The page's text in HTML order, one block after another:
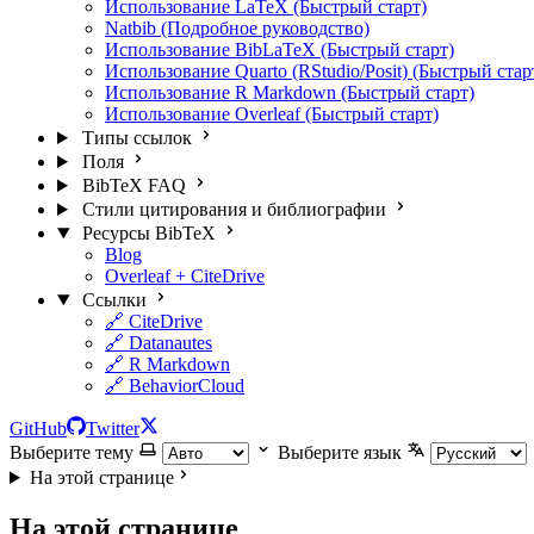
Использование LaTeX (Быстрый старт)
Natbib (Подробное руководство)
Использование BibLaTeX (Быстрый старт)
Использование Quarto (RStudio/Posit) (Быстрый
Использование R Markdown (Быстрый старт)
Использование Overleaf (Быстрый старт)
Типы ссылок
Поля
BibTeX FAQ
Стили цитирования и библиографии
Ресурсы BibTeX
Blog
Overleaf + CiteDrive
Ссылки
🔗 CiteDrive
🔗 Datanautes
🔗 R Markdown
🔗 BehaviorCloud
GitHub
Twitter
Выберите тему
Выберите язык
На этой странице